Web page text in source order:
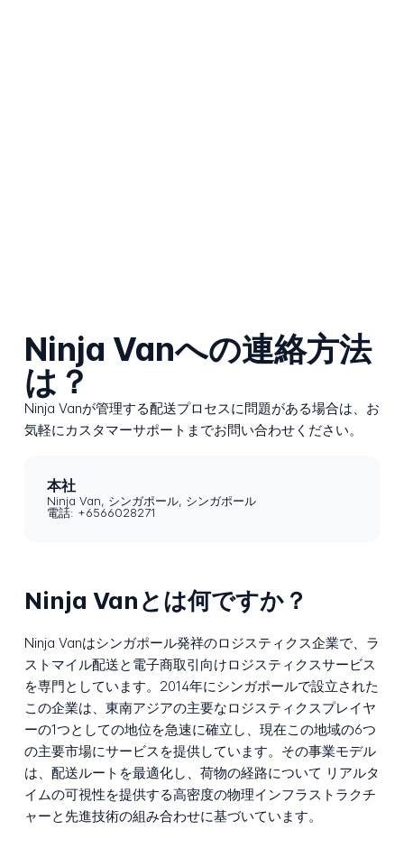
Ninja Vanへの連絡方法
は？
Ninja Vanが管理する配送プロセスに問題がある場合は、お
気軽にカスタマーサポートまでお問い合わせください。
本社
Ninja Van, シンガポール, シンガポール
電話: +6566028271
Ninja Vanとは何ですか？
Ninja Vanはシンガポール発祥のロジスティクス企業で、ラ
ストマイル配送と電子商取引向けロジスティクスサービス
を専門としています。2014年にシンガポールで設立された
この企業は、東南アジアの主要なロジスティクスプレイヤ
ーの1つとしての地位を急速に確立し、現在この地域の6つ
の主要市場にサービスを提供しています。その事業モデル
は、配送ルートを最適化し、荷物の経路について リアルタ
イムの可視性を提供する高密度の物理インフラストラクチ
ャーと先進技術の組み合わせに基づいています。